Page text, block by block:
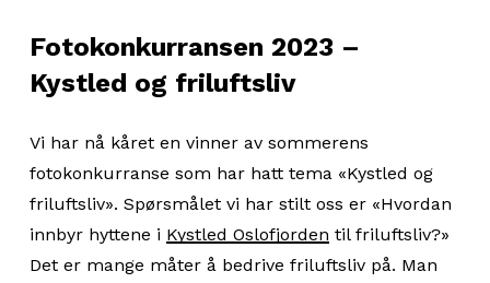
Fotokonkurransen 2023 –
Kystled og friluftsliv
Vi har nå kåret en vinner av sommerens
fotokonkurranse som har hatt tema «Kystled og
friluftsliv». Spørsmålet vi har stilt oss er «Hvordan
innbyr hyttene i Kystled Oslofjorden til friluftsliv?»
Det er mange måter å bedrive friluftsliv på. Man